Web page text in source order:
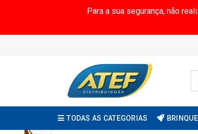
Para a sua segurança, não
TODAS AS CATEGORIAS